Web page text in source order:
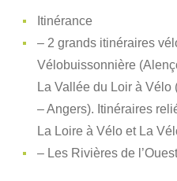
Itinérance
– 2 grands itinéraires
Vélobuissonnière
La Vallée du Loir à
– Angers). Itinéraires
La Loire à Vélo et La
– Les Rivières de